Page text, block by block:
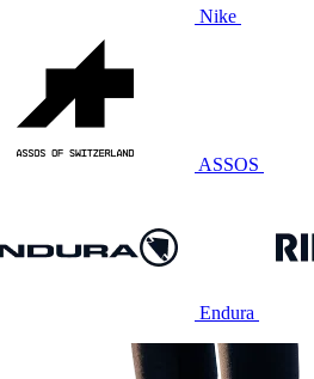
Nike
ASSOS
Endura